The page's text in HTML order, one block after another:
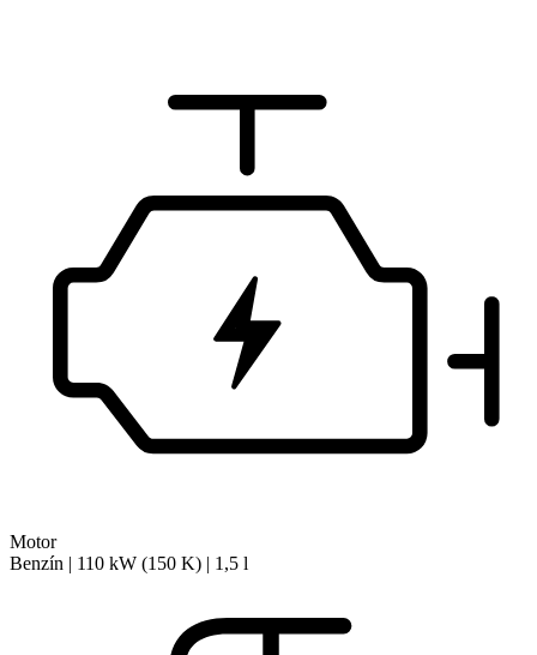
Motor
Benzín | 110 kW (150 K) | 1,5 l